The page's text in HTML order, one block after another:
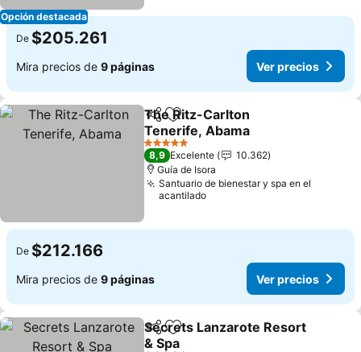
Opción destacada
De $205.261
Mira precios de 9 páginas Ver precios
CompartirAgregar a favoritos
The Ritz-Carlton
Tenerife, Abama
5 Estrellas
8,9 Excelente
10.362
Guía de Isora
Santuario de bienestar y spa en el
acantilado
De $212.166
Mira precios de 9 páginas Ver precios
CompartirAgregar a favoritos
Secrets Lanzarote Resort
& Spa